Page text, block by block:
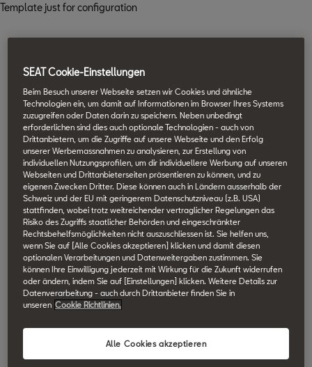
Template just for configuration
SEAT Cookie-Einstellungen
Beim Besuch unserer Webseite setzen wir Cookies und ähnliche
Technologien ein, um damit auf Informationen im Browser Ihres Systems
zuzugreifen oder Daten darin zu speichern. Neben unbedingt
erforderlichen sind dies auch optionale Technologien - auch von
Drittanbietern, um die Zugriffe auf unsere Webseite und den Erfolg
unserer Werbemassnahmen zu analysieren, zur Erstellung von
individuellen Nutzungsprofilen, um dir individuellere Werbung auf unseren
Webseiten und Drittanbieterseiten präsentieren zu können, und zu
eigenen Zwecken Dritter. Diese können auch in Ländern ausserhalb der
Schweiz und der EU mit geringerem Datenschutzniveau (z.B. USA)
stattfinden, wobei trotz weitreichender vertraglicher Regelungen das
Risiko des Zugriffs staatlicher Behörden und eingeschränkter
Rechtsbehelfsmöglichkeiten nicht auszuschliessen ist. Sie helfen uns,
wenn Sie auf [Alle Cookies akzeptieren] klicken und damit diesen
optionalen Verarbeitungen und Datenweitergaben zustimmen. Sie
können Ihre Einwilligung jederzeit mit Wirkung für die Zukunft widerrufen
oder ändern, indem Sie auf [Einstellungen] klicken. Weitere Details zur
Datenverarbeitung - auch durch Drittanbieter finden Sie in
unseren Cookie Richtlinien.
Alle Cookies akzeptieren